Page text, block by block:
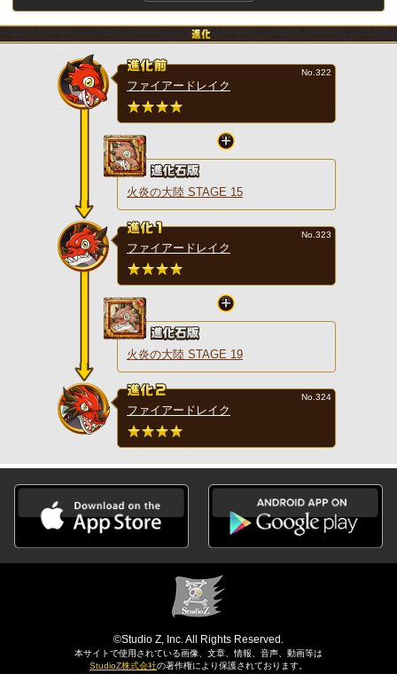
ファイアードレイク
No.322
火炎の大陸 STAGE 15
ファイアードレイク
No.323
火炎の大陸 STAGE 19
ファイアードレイク
No.324
©Studio Z, Inc. All Rights Reserved.
本サイトで使用されている画像、文章、情報、音声、動画等は
StudioZ株式会社の著作権により保護されております。